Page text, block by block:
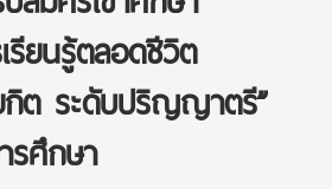
รียนรู้ตลอดชีวิต
ต ระดับปริญญาตรี”
ศึกษา